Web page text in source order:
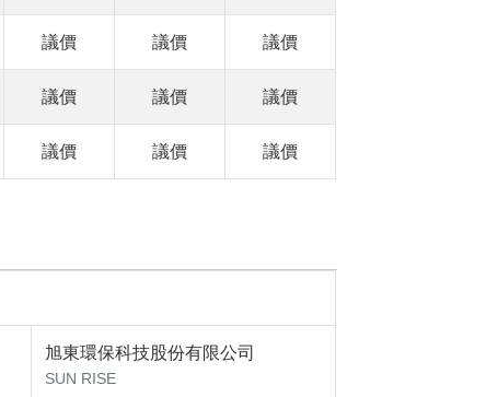
議價 議價 議價
議價 議價 議價
議價 議價 議價
旭東環保科技股份有限公司
SUN RISE